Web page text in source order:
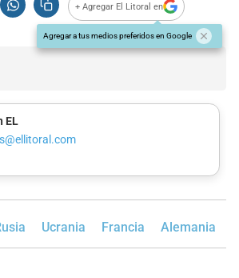
+ Agregar El Litoral en
Agregar a tus medios preferidos en Google
EL
Ucrania Francia Alemania